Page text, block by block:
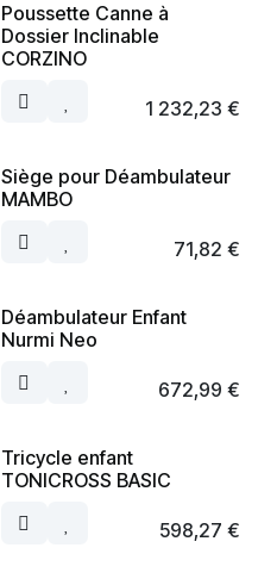
Poussette Canne à
Dossier Inclinable
CORZINO
1 232,23 €
Siège pour Déambulateur
MAMBO
71,82 €
Déambulateur Enfant
Nurmi Neo
672,99 €
Tricycle enfant
TONICROSS BASIC
598,27 €